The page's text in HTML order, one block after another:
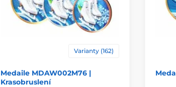
Varianty (162)
Medaile MDAW002M76 |
Krasobruslení